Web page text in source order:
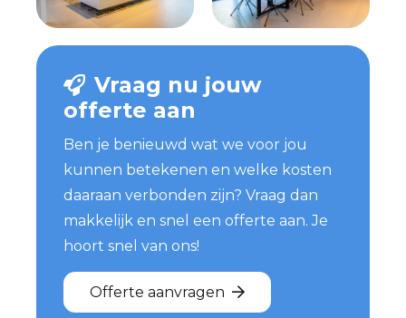
Vraag nu jouw
offerte aan
Ben je benieuwd wat we voor jou
kunnen betekenen en welke kosten
daaraan verbonden zijn? Vraag dan
makkelijk en snel een offerte aan. Je
hoort snel van ons!
Offerte aanvragen